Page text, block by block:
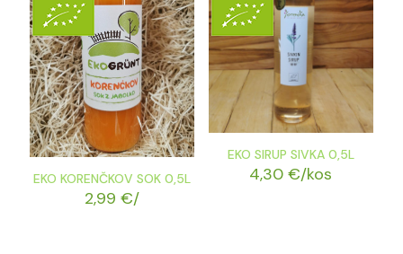
EKO KORENČKOV SOK 0,5L
2,99€/
EKO SIRUP SIVKA 0,5L
4,30€/kos